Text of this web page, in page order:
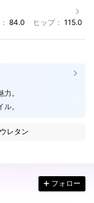
84.0 ヒップ： 115.0
。
。
レタン
フォロー